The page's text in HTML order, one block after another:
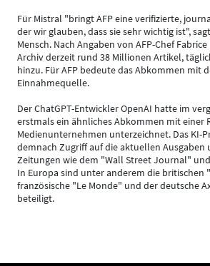
Für Mistral "bringt AFP eine verifizierte,
der wir glauben, dass sie sehr wichtig ist",
Mensch. Nach Angaben von AFP-Chef
Archiv derzeit rund 38 Millionen Artikel,
hinzu. Für AFP bedeute das Abkommen mit
Einnahmequelle.
Der ChatGPT-Entwickler OpenAI hatte im
erstmals ein ähnliches Abkommen mit einer
Medienunternehmen unterzeichnet. Das KI-
demnach Zugriff auf die aktuellen Ausgaben
Zeitungen wie dem "Wall Street Journal"
In Europa sind unter anderem die britischen
französische "Le Monde" und der deutsche
beteiligt.